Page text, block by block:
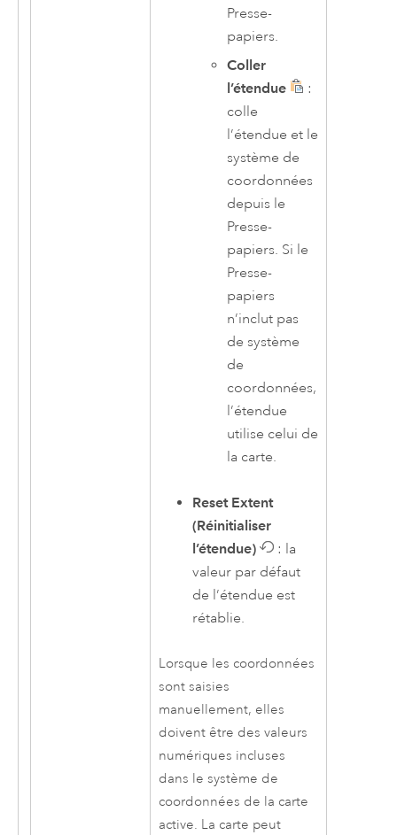
Presse-
papiers.
Coller
l’étendue
:
colle
l’étendue et le
système de
coordonnées
depuis le
Presse-
papiers. Si le
Presse-
papiers
n’inclut pas
de système
de
coordonnées,
l’étendue
utilise celui de
la carte.
Reset Extent
(Réinitialiser
l’étendue)
: la
valeur par défaut
de l’étendue est
rétablie.
Lorsque les coordonnées
sont saisies
manuellement, elles
doivent être des valeurs
numériques incluses
dans le système de
coordonnées de la carte
active. La carte peut